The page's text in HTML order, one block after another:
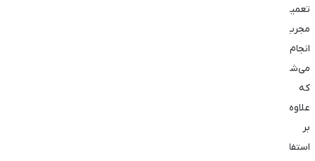
تعمیرکاران
مجرب
انجام
می‌شود
که
علاوه
بر
استفاده